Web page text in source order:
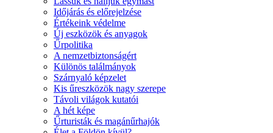
Időjárás és előrejelzése
Értékeink védelme
Új eszközök és anyagok
Űrpolitika
A nemzetbiztonságért
Különös találmányok
Szárnyaló képzelet
Kis űreszközök nagy szerepe
Távoli világok kutatói
A hét képe
Űrturisták és magánűrhajók